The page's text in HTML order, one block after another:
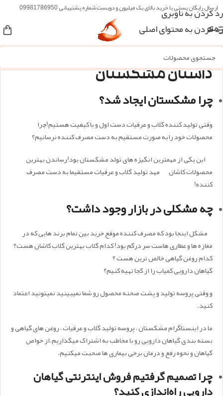
رد کردن به ناوبری
رد کردن به محتوای اصلی
ارسال رایگان پستی با خرید بالای یک میلیون و دویستشماره پشتیبانی 09981786950
منو
داستان مشکستان
چرا مشکستان ایجاد شد؟
وقتی تولید کننده گلاب و عرقیات دست اول و با کیفیت هستیم!چرا
محصولات خود رابه صورت مستقیم به دست مصرف کننده نرسانیم؟
این یکی از مهمترین انگیزه های تولد مشکستان بود!رساندن بهترین
محصولات کاشان مهد تولید گلاب و عرقیات مستقیما به دست مصرف
کننده!
چه مشکلی در بازار وجود داشت؟
مشکل اینجا بود که مصرف کننده موقع خرید بین تمام برند هایی که در
مغازه ها و عطاری هاست سر درگم بود! کدام گلاب بهترین گلاب کاشان هست؟
کدام روغن گیاهی خالص ترین هست ؟
گیاهان دارویی کمیاب را از کجا تهیه کنیم؟
و وقتی پروسه تولید و پشت صحنه محصول رو شما نمیبینید نمیتونید اعتماد
کنید.
ما در اینستاگرام مشکستان ، پروسه تولید گلاب و عرقیات ، روغن های گیاهی و
بسته بندی گیاهان دارویی رو با مخاطب به اشتراک میگذاریم.از خواص
گیاهان و نحوه رفع و درمان برخی بیماری ها صحبت میکنیم.
چرا تصمیم گرفتیم فروش اینترنتی گیاهان
دارویی راه‌اندازی کنید؟